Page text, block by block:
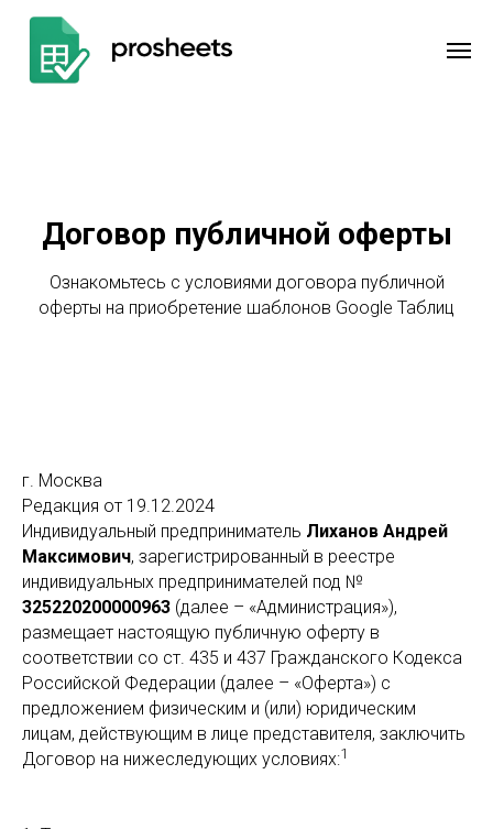
Договор публичной оферты
Ознакомьтесь с условиями договора публичной
оферты на приобретение шаблонов Google Таблиц
г. Москва
Редакция от 19.12.2024
Индивидуальный предприниматель Лиханов Андрей
Максимович, зарегистрированный в реестре
индивидуальных предпринимателей под №
325220200000963 (далее – «Администрация»),
размещает настоящую публичную оферту в
соответствии со ст. 435 и 437 Гражданского Кодекса
Российской Федерации (далее – «Оферта») с
предложением физическим и (или) юридическим
лицам, действующим в лице представителя, заключить
Договор на нижеследующих условиях:1